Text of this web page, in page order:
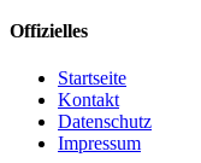
Offizielles
Startseite
Kontakt
Datenschutz
Impressum